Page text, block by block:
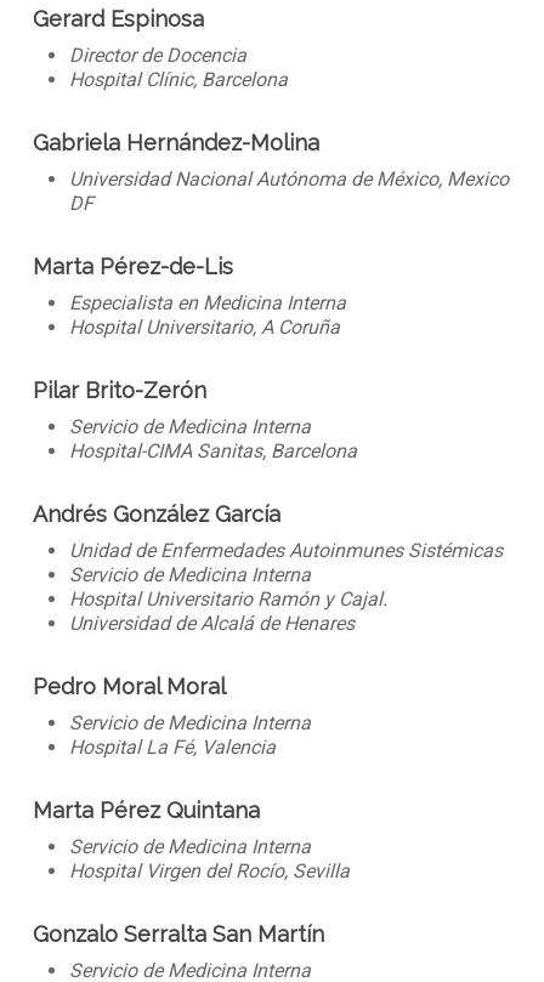
Gerard Espinosa
Director de Docencia
Hospital Clínic, Barcelona
Gabriela Hernández-Molina
Universidad Nacional Autónoma de México, Mexico
DF
Marta Pérez-de-Lis
Especialista en Medicina Interna
Hospital Universitario, A Coruña
Pilar Brito-Zerón
Servicio de Medicina Interna
Hospital-CIMA Sanitas, Barcelona
Andrés González García
Unidad de Enfermedades Autoinmunes Sistémicas
Servicio de Medicina Interna
Hospital Universitario Ramón y Cajal.
Universidad de Alcalá de Henares
Pedro Moral Moral
Servicio de Medicina Interna
Hospital La Fé, Valencia
Marta Pérez Quintana
Servicio de Medicina Interna
Hospital Virgen del Rocío, Sevilla
Gonzalo Serralta San Martín
Servicio de Medicina Interna